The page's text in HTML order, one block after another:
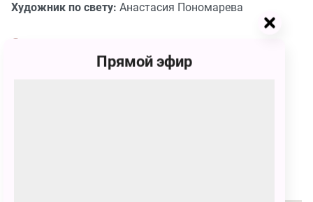
Художник по свету: Анастасия Пономарева
Сеансы
Прямой эфир